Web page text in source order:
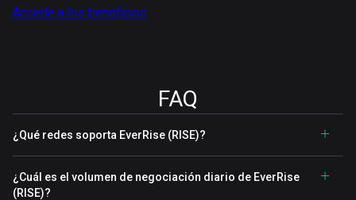
Accede a los beneficios
FAQ
¿Qué redes soporta EverRise (RISE)?
¿Cuál es el volumen de negociación diario de EverRise
(RISE)?